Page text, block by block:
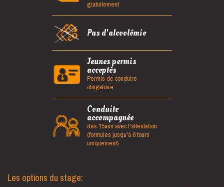
gratuitement
Pas d'alcoolémie
Jeunes permis
acceptés
Permis de conduire
obligatoire
Conduite
accompagnée
dès 15ans avec l'attestation
(formules jusqu'à 6 tours
uniquement)
Les options du stage: